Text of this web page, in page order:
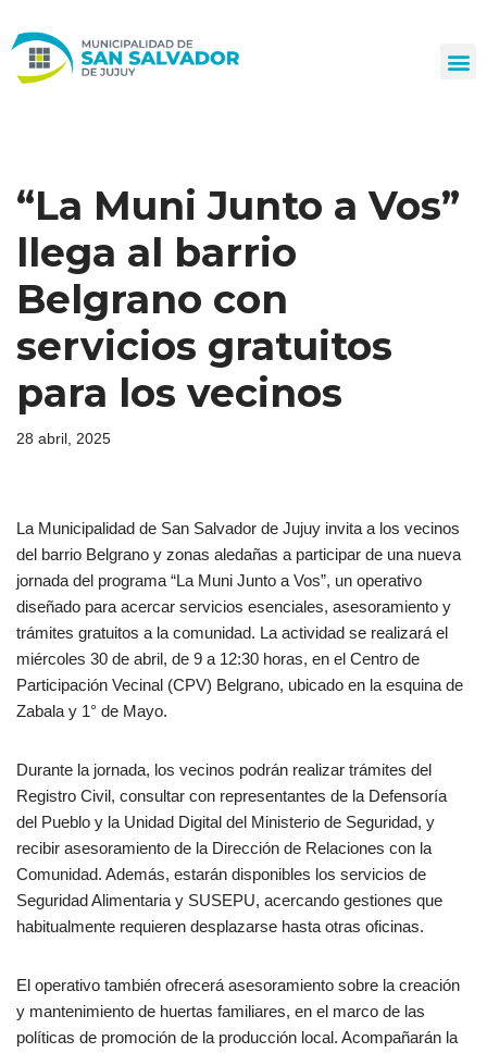
al
“La Muni Junto a Vos”
llega al barrio
Belgrano con
servicios gratuitos
para los vecinos
28 abril, 2025
La Municipalidad de San Salvador de Jujuy invita a los vecinos
del barrio Belgrano y zonas aledañas a participar de una nueva
jornada del programa “La Muni Junto a Vos”, un operativo
diseñado para acercar servicios esenciales, asesoramiento y
trámites gratuitos a la comunidad. La actividad se realizará el
miércoles 30 de abril, de 9 a 12:30 horas, en el Centro de
Participación Vecinal (CPV) Belgrano, ubicado en la esquina de
Zabala y 1° de Mayo.
Durante la jornada, los vecinos podrán realizar trámites del
Registro Civil, consultar con representantes de la Defensoría
del Pueblo y la Unidad Digital del Ministerio de Seguridad, y
recibir asesoramiento de la Dirección de Relaciones con la
Comunidad. Además, estarán disponibles los servicios de
Seguridad Alimentaria y SUSEPU, acercando gestiones que
habitualmente requieren desplazarse hasta otras oficinas.
El operativo también ofrecerá asesoramiento sobre la creación
y mantenimiento de huertas familiares, en el marco de las
políticas de promoción de la producción local. Acompañarán la